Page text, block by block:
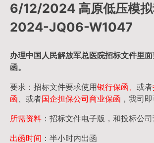
6/12/2024 高原低压模拟
2024-JQ06-W1047
办理中国人民解放军总医院招标文件里
函。
要求：招标文件要求使用银行保函、 或者
函 、或者国企担保公司商业保函 ，我司即
所需资料 ：招标文件电子版，和投标公
出函时间 ：半小时内出函